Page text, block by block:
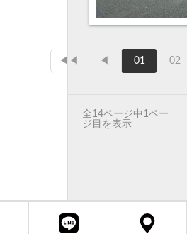
◀◀ ◀ 01 02
全14ページ中1ペー
ジ目を表示
知事 (3) 第13382号
ビング All Rights Reserved.